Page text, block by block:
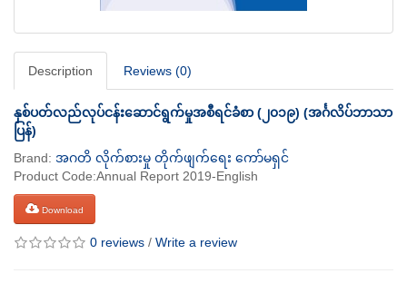
Description Reviews (0)
နှစ်ပတ်လည်လုပ်ငန်းဆောင်ရွက်မှုအစီရင်ခံစာ (၂၀၁၉) (အင်္ဂလိပ်ဘာသာ
ပြန်)
Brand: အဂတိ လိုက်စားမှု တိုက်ဖျက်ရေး ကော်မရှင်
Product Code:Annual Report 2019-English
Download
0 reviews / Write a review